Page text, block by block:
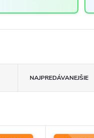
NAJPREDÁVANEJŠIE